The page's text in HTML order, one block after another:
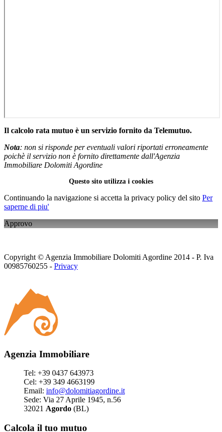
Il calcolo rata mutuo è un servizio fornito da Telemutuo.
Nota: non si risponde per eventuali valori riportati erroneamente
poichè il servizio non è fornito direttamente dall'Agenzia
Immobiliare Dolomiti Agordine
Questo sito utilizza i cookies
Continuando la navigazione si accetta la privacy policy del sito Per
saperne di piu'
Approvo
Copyright © Agenzia Immobiliare Dolomiti Agordine 2014 - P. Iva
00985760255 - Privacy
Agenzia Immobiliare
Tel: +39 0437 643973
Cel: +39 349 4663199
Email: info@dolomitiagordine.it
Sede: Via 27 Aprile 1945, n.56
32021 Agordo (BL)
Calcola il tuo mutuo